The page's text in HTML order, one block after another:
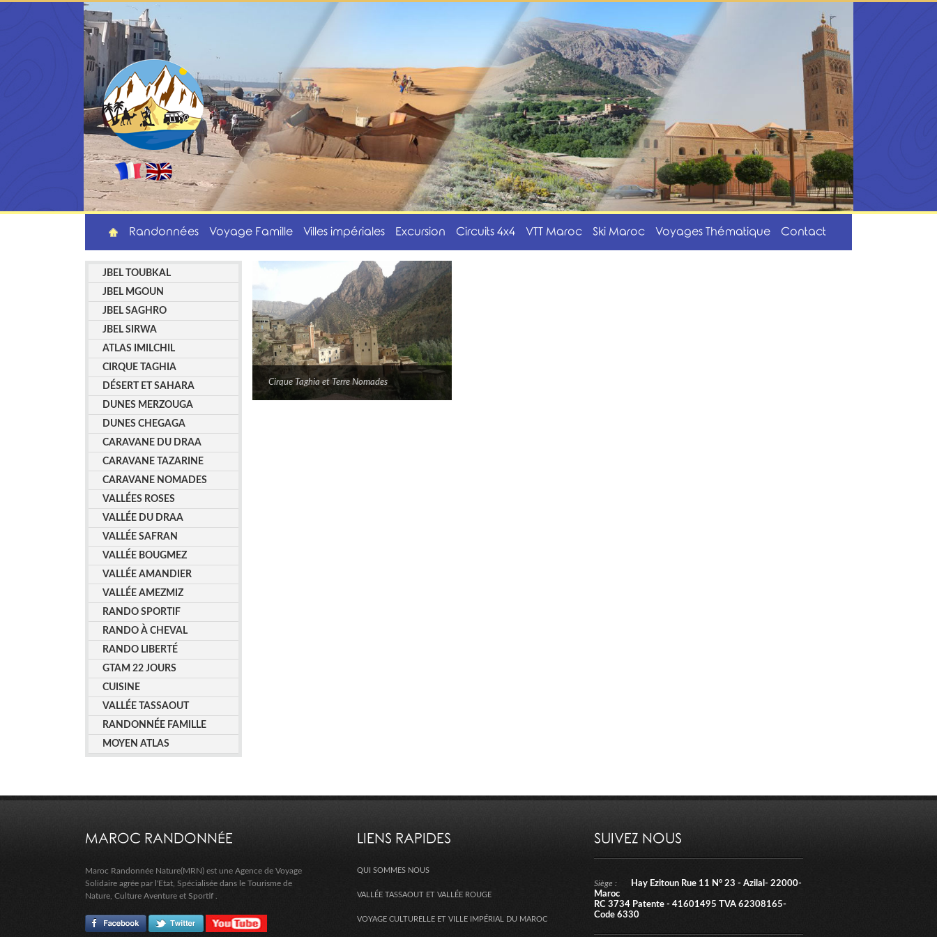
Randonnées Voyage Famille Villes impériales Excursion Circuits 4x4 VTT Maroc Ski Maroc Voyages Thématique Contact
JBEL TOUBKAL
JBEL MGOUN
JBEL SAGHRO
JBEL SIRWA
ATLAS IMILCHIL
CIRQUE TAGHIA
DÉSERT ET SAHARA
DUNES MERZOUGA
DUNES CHEGAGA
CARAVANE DU DRAA
CARAVANE TAZARINE
CARAVANE NOMADES
VALLÉES ROSES
VALLÉE DU DRAA
VALLÉE SAFRAN
VALLÉE BOUGMEZ
VALLÉE AMANDIER
VALLÉE AMEZMIZ
RANDO SPORTIF
RANDO À CHEVAL
RANDO LIBERTÉ
GTAM 22 JOURS
CUISINE
VALLÉE TASSAOUT
RANDONNÉE FAMILLE
MOYEN ATLAS
Cirque Taghia et Terre Nomades
MAROC RANDONNÉE
Maroc Randonnée Nature(MRN) est une Agence de Voyage
Solidaire agrée par l'Etat, Spécialisée dans le Tourisme de
Nature, Culture Aventure et Sportif .
LIENS RAPIDES
QUI SOMMES NOUS
VALLÉE TASSAOUT ET VALLÉE ROUGE
VOYAGE CULTURELLE ET VILLE IMPÉRIAL DU MAROC
SUIVEZ NOUS
Siège :
Hay Ezitoun Rue 11 N° 23 - Azilal- 22000-
Maroc
RC 3734 Patente - 41601495 TVA 62308165-
Code 6330